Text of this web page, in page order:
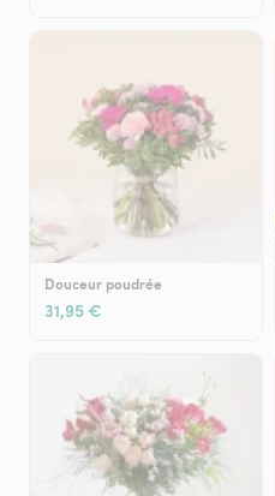
Douceur poudrée
31,95 €